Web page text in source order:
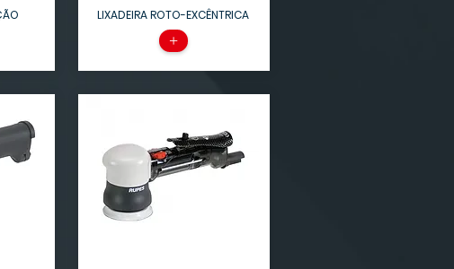
LIXADEIRA ROTO-EXCÊNTRICA
+